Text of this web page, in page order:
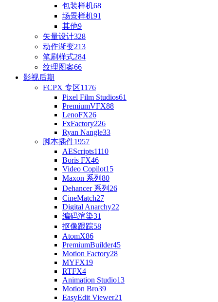
包装样机68
场景样机91
其他9
矢量设计328
动作渐变213
笔刷样式284
纹理图案66
影视后期
FCPX 专区1176
Pixel Film Studios61
PremiumVFX88
LenoFX26
FxFactory226
Ryan Nangle33
脚本插件1957
AEScripts1110
Boris FX46
Video Copilot15
Maxon 系列 80
Dehancer 系列 26
CineMatch27
Digital Anarchy22
编码渲染31
抠像跟踪58
AtomX86
PremiumBuilder45
Motion Factory28
MYFX19
RTFX4
Animation Studio13
Motion Bro39
EasyEdit Viewer21